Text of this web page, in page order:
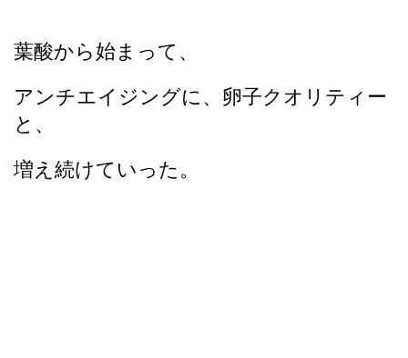
葉酸から始まって、
アンチエイジングに、卵子クオリティー
と、
増え続けていった。